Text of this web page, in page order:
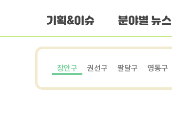
기획&이슈 분야별 뉴스
장안구 권선구 팔달구 영통구